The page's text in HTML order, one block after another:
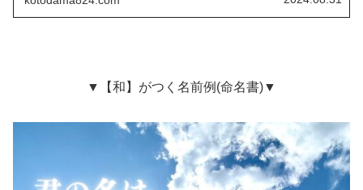
▼【和】がつく名前例(命名書)▼